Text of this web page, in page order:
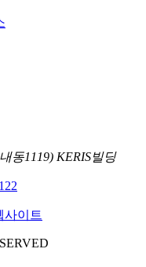
동1119) KERIS빌딩